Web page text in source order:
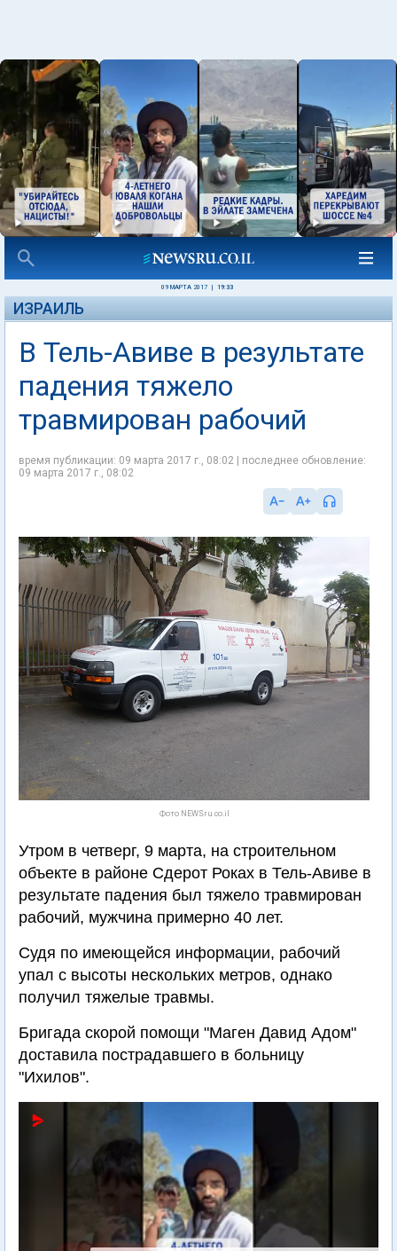
09 МАРТА 2017 19:33
ИЗРАИЛЬ
В Тель-Авиве в результате
падения тяжело
травмирован рабочий
время публикации: 09 марта 2017 г., 08:02 | последнее обновление:
09 марта 2017 г., 08:02
Фото NEWSru.co.il
Утром в четверг, 9 марта, на строительном
объекте в районе Сдерот Роках в Тель-Авиве в
результате падения был тяжело травмирован
рабочий, мужчина примерно 40 лет.
Судя по имеющейся информации, рабочий
упал с высоты нескольких метров, однако
получил тяжелые травмы.
Бригада скорой помощи "Маген Давид Адом"
доставила пострадавшего в больницу
"Ихилов".